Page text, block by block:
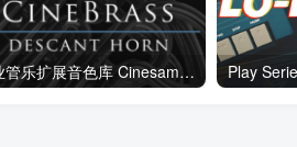
专业管乐扩展音色库 Cinesamples CineBrass Descant Horn v1.1.0.3 KONTAKT